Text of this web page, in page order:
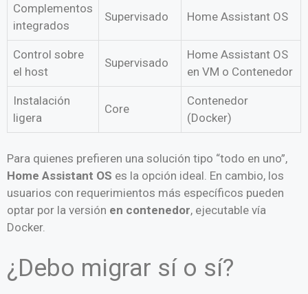
Complementos
integrados
Supervisado Home Assistant OS
Control sobre
el host
Supervisado
Home Assistant OS
en VM o Contenedor
Instalación
ligera
Core
Contenedor
(Docker)
Para quienes prefieren una solución tipo “todo en uno”,
Home Assistant OS es la opción ideal. En cambio, los
usuarios con requerimientos más específicos pueden
optar por la versión en contenedor, ejecutable vía
Docker.
¿Debo migrar sí o sí?